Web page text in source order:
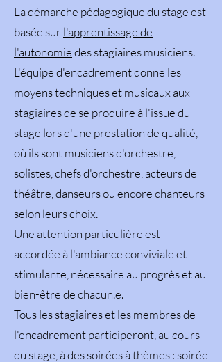
Ladémarche pédagogique du stageest
basée surl'apprentissage de
l'autonomiedes stagiaires musiciens.
L'équipe d'encadrement donne les
moyens techniques et musicaux aux
stagiaires de se produire à l'issue du
stage lors d'une prestation de qualité,
où ils sont musiciens d'orchestre,
solistes, chefs d'orchestre, acteurs de
théâtre, danseurs ou encore chanteurs
selon leurs choix.
Une attention particulière est
accordée à l'ambiance conviviale et
stimulante, nécessaire au progrès et au
bien-être de chacun.e.
Tous les stagiaires et les membres de
l'encadrement participeront, au cours
du stage, à des soirées à thèmes : soirée